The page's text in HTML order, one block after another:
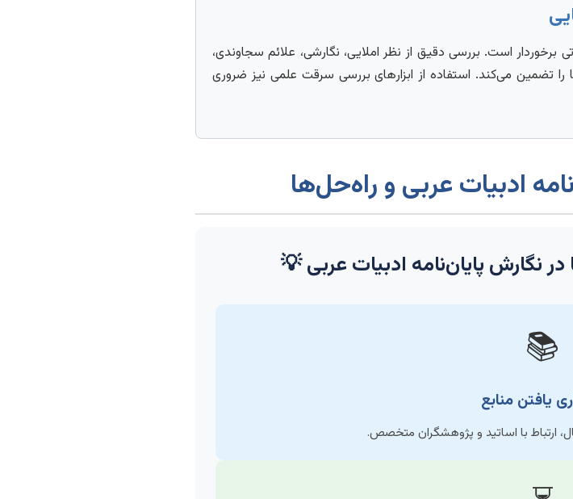
برخوردار است. بررسی دقیق از نظر املایی، نگارشی، علائم سجاوندی،
تضمین می‌کند. استفاده از ابزارهای بررسی سرقت علمی نیز ضروری
ادبیات عربی و راه‌حل‌ها
نگارش پایان‌نامه ادبیات عربی 💡
📚
یافتن منابع
ارتباط با اساتید و پژوهشگران متخصص.